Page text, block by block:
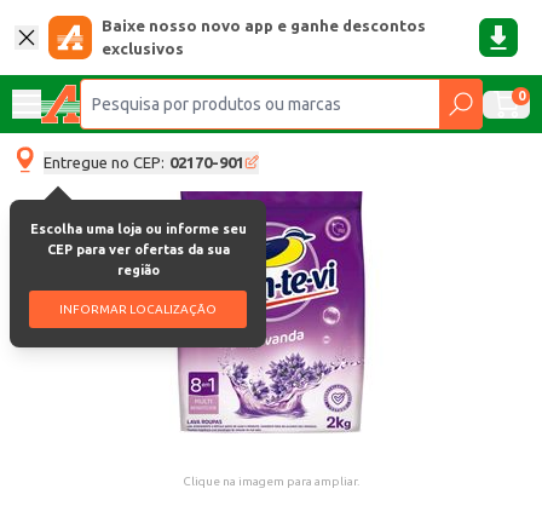
Baixe nosso novo app e ganhe descontos
exclusivos
0
Entregue no CEP: 02170-901
Escolha uma loja ou informe seu
CEP para ver ofertas da sua
região
INFORMAR LOCALIZAÇÃO
Clique na imagem para ampliar.